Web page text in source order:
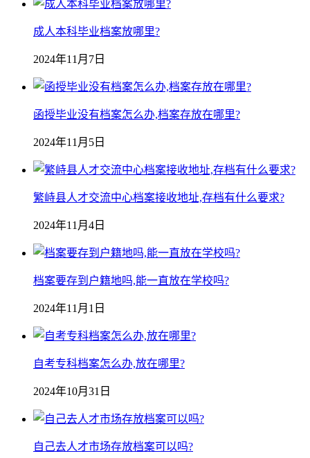
成人本科毕业档案放哪里?
2024年11月7日
函授毕业没有档案怎么办,档案存放在哪里?
2024年11月5日
繁峙县人才交流中心档案接收地址,存档有什么要求?
2024年11月4日
档案要存到户籍地吗,能一直放在学校吗?
2024年11月1日
自考专科档案怎么办,放在哪里?
2024年10月31日
自己去人才市场存放档案可以吗?